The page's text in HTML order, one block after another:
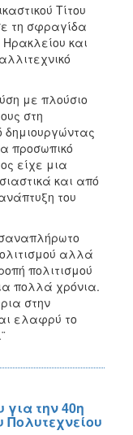
Τίτου
τη σφραγίδα
και
με πλούσιο
στη
προσωπικό
είχε μια
και από
του
αλλά
πολιτισμού
πολλά χρόνια.
στην
ελαφρύ το
την 40η
Πολυτεχνείου